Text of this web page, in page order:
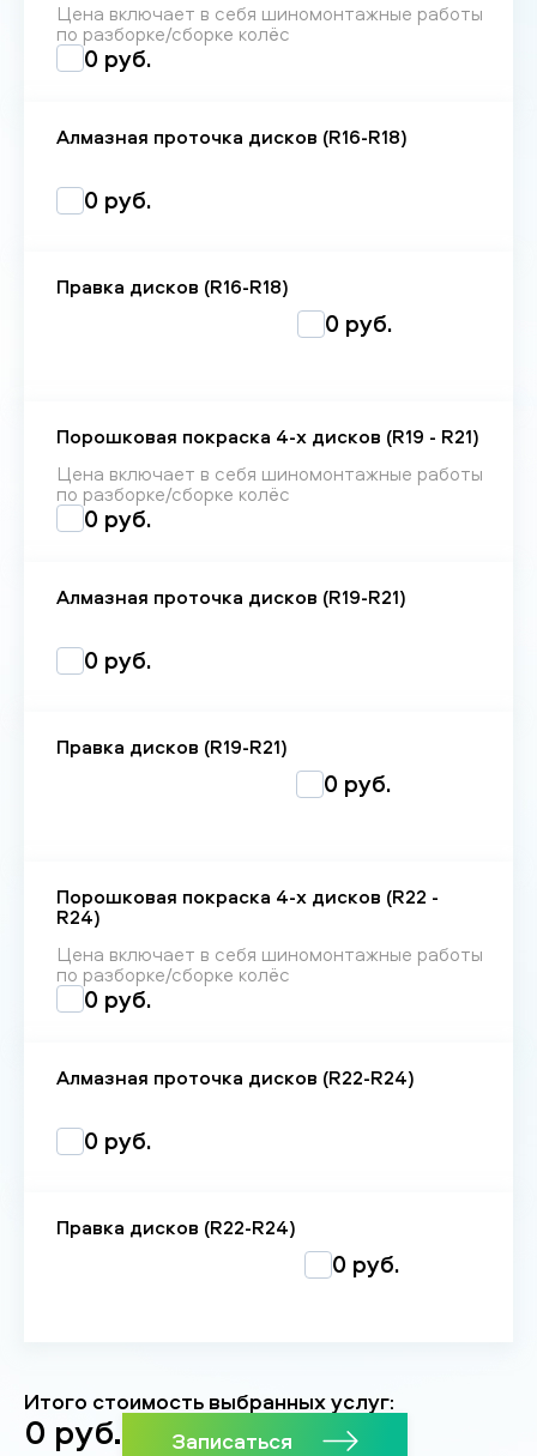
Цена включает в себя шиномонтажные работы
по разборке/сборке колёс
0 руб.
Алмазная проточка дисков (R16-R18)
0 руб.
Правка дисков (R16-R18)
0 руб.
Порошковая покраска 4-х дисков (R19 - R21)
Цена включает в себя шиномонтажные работы
по разборке/сборке колёс
0 руб.
Алмазная проточка дисков (R19-R21)
0 руб.
Правка дисков (R19-R21)
0 руб.
Порошковая покраска 4-х дисков (R22 -
R24)
Цена включает в себя шиномонтажные работы
по разборке/сборке колёс
0 руб.
Алмазная проточка дисков (R22-R24)
0 руб.
Правка дисков (R22-R24)
0 руб.
Итого стоимость выбранных услуг:
0 руб. Записаться